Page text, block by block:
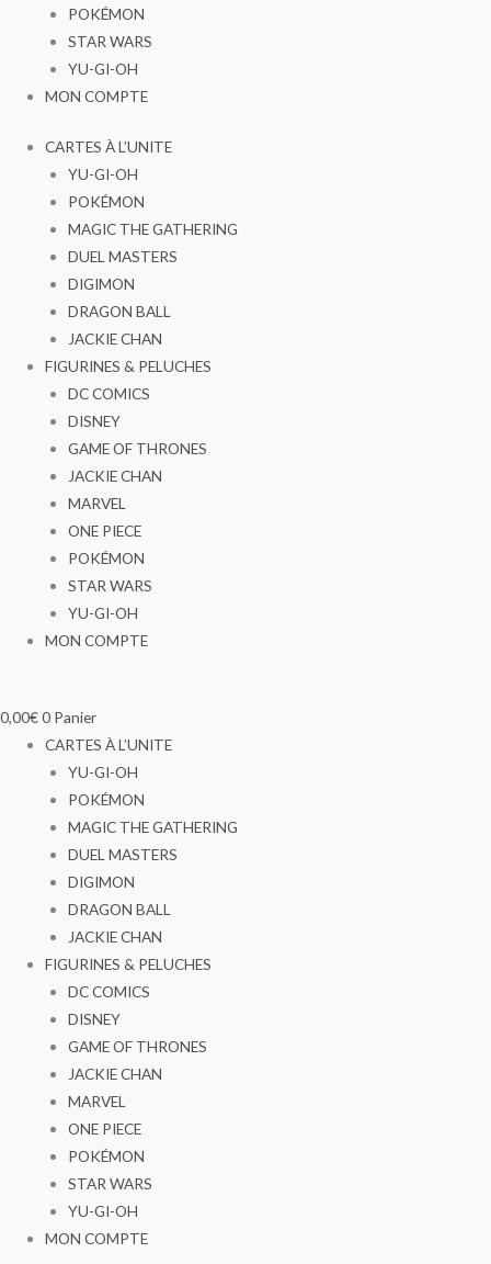
POKÉMON
STAR WARS
YU-GI-OH
MON COMPTE
CARTES À L’UNITE
YU-GI-OH
POKÉMON
MAGIC THE GATHERING
DUEL MASTERS
DIGIMON
DRAGON BALL
JACKIE CHAN
FIGURINES & PELUCHES
DC COMICS
DISNEY
GAME OF THRONES
JACKIE CHAN
MARVEL
ONE PIECE
POKÉMON
STAR WARS
YU-GI-OH
MON COMPTE
0,00€0 Panier
CARTES À L’UNITE
YU-GI-OH
POKÉMON
MAGIC THE GATHERING
DUEL MASTERS
DIGIMON
DRAGON BALL
JACKIE CHAN
FIGURINES & PELUCHES
DC COMICS
DISNEY
GAME OF THRONES
JACKIE CHAN
MARVEL
ONE PIECE
POKÉMON
STAR WARS
YU-GI-OH
MON COMPTE